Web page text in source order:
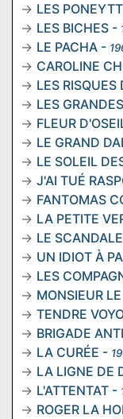
LES
LES BICHES -
LE PACHA -
CAROLINE
LES RISQUES
LES
FLEUR
LE GRAND
LE SOLEIL
J'AI TUÉ
FANTOMAS
LA PETITE
LE SCANDALE
UN IDIOT À
LES
MONSIEUR
TENDRE
BRIGADE
LA CURÉE -
LA LIGNE DE
L'ATTENTAT -
ROGER LA